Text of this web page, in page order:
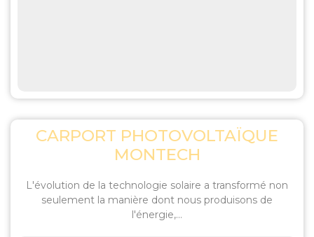
CARPORT PHOTOVOLTAÏQUE
MONTECH
L'évolution de la technologie solaire a transformé non
seulement la manière dont nous produisons de
l'énergie,...